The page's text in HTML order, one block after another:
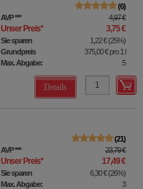
6
AVP*** 4,97 €
Unser Preis* 3,75 €
Sie sparen 1,22 €(25%)
Grundpreis
375,00 €pro 1 l
Max. Abgabe:
5
Details
21
AVP*** 23,79 €
Unser Preis* 17,49 €
Sie sparen 6,30 €(26%)
Max. Abgabe:
3